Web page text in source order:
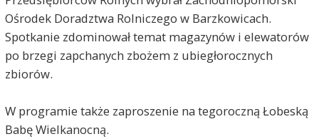
Ośrodek Doradztwa Rolniczego w Barzkowicach.
Spotkanie zdominował temat magazynów i elewatorów
po brzegi zapchanych zbożem z ubiegłorocznych
zbiorów.
W programie także zaproszenie na tegoroczną Łobeską
Babę Wielkanocną.